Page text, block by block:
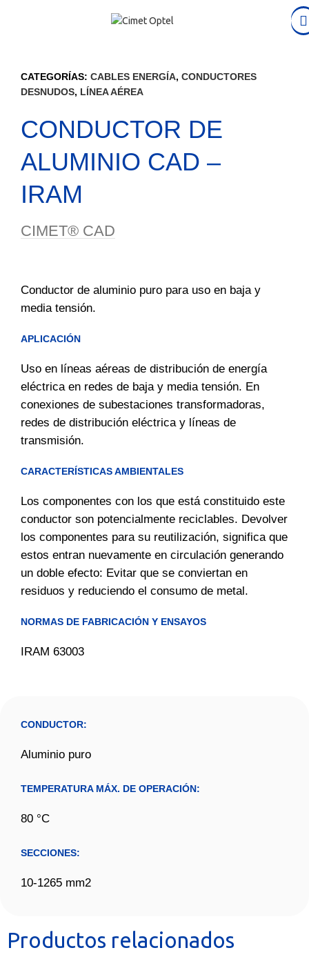
CONDUCTOR:
Aluminio puro
TEMPERATURA MÁX. DE OPERACIÓN:
80 °C
SECCIONES:
10-1265 mm2
CATEGORÍAS: CABLES ENERGÍA, CONDUCTORES
DESNUDOS, LÍNEA AÉREA
CONDUCTOR DE
ALUMINIO CAD –
IRAM
CIMET® CAD
Conductor de aluminio puro para uso en baja y
media tensión.
APLICACIÓN
Uso en líneas aéreas de distribución de energía
eléctrica en redes de baja y media tensión. En
conexiones de subestaciones transformadoras,
redes de distribución eléctrica y líneas de
transmisión.
CARACTERÍSTICAS AMBIENTALES
Los componentes con los que está constituido este
conductor son potencialmente reciclables. Devolver
los componentes para su reutilización, significa que
estos entran nuevamente en circulación generando
un doble efecto: Evitar que se conviertan en
residuos y reduciendo el consumo de metal.
NORMAS DE FABRICACIÓN Y ENSAYOS
IRAM 63003
Productos relacionados